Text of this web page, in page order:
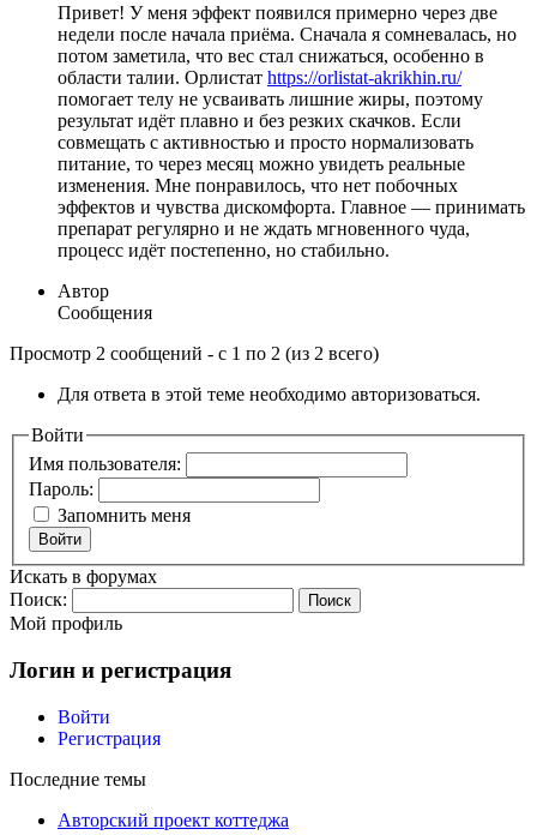
Привет! У меня эффект появился примерно через две
недели после начала приёма. Сначала я сомневалась, но
потом заметила, что вес стал снижаться, особенно в
области талии. Орлистат https://orlistat-akrikhin.ru/
помогает телу не усваивать лишние жиры, поэтому
результат идёт плавно и без резких скачков. Если
совмещать с активностью и просто нормализовать
питание, то через месяц можно увидеть реальные
изменения. Мне понравилось, что нет побочных
эффектов и чувства дискомфорта. Главное — принимать
препарат регулярно и не ждать мгновенного чуда,
процесс идёт постепенно, но стабильно.
Автор
Сообщения
Просмотр 2 сообщений - с 1 по 2 (из 2 всего)
Для ответа в этой теме необходимо авторизоваться.
Войти
Имя пользователя:
Пароль:
Запомнить меня
Войти
Искать в форумах
Поиск:
Мой профиль
Логин и регистрация
Войти
Регистрация
Последние темы
Авторский проект коттеджа